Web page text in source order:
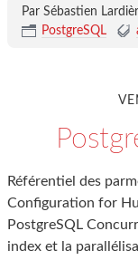
Par Sébastien
PostgreSQL
Référentiel des
Configuration for
PostgreSQL
index et la